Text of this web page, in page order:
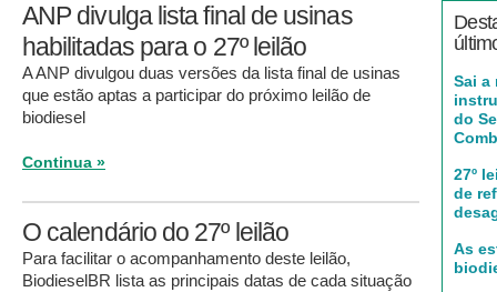
ANP divulga lista final de usinas
habilitadas para o 27º leilão
A ANP divulgou duas versões da lista final de usinas
que estão aptas a participar do próximo leilão de
biodiesel
Continua »
O calendário do 27º leilão
Para facilitar o acompanhamento deste leilão,
BiodieselBR lista as principais datas de cada situação
Sai a
do
27º
de
As